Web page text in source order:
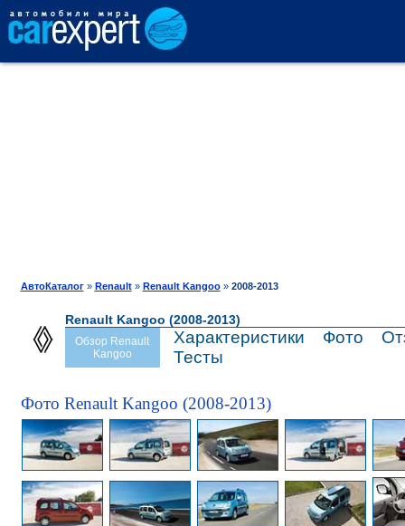
ТЕСТ-ДРАЙВ
ПРОДАЖА
АвтоКаталог» Renault» Renault Kangoo» 2008-2013
Renault Kangoo (2008-2013)
Обзор Renault
Kangoo
Характеристики Фото
Тесты
Фото Renault Kangoo (2008-2013)